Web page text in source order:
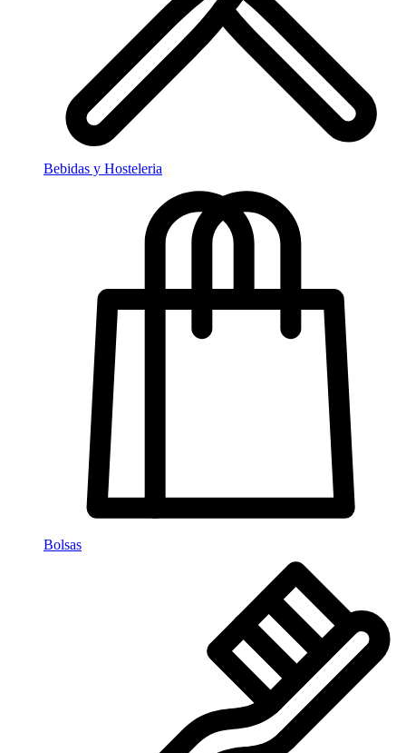
Bebidas y Hosteleria
Bolsas